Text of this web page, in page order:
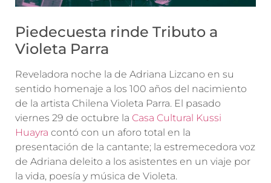
Piedecuesta rinde Tributo a
Violeta Parra
Reveladora noche la de Adriana Lizcano en su
sentido homenaje a los 100 años del nacimiento
de la artista Chilena Violeta Parra. El pasado
viernes 29 de octubre la Casa Cultural Kussi
Huayra contó con un aforo total en la
presentación de la cantante; la estremecedora voz
de Adriana deleito a los asistentes en un viaje por
la vida, poesía y música de Violeta.